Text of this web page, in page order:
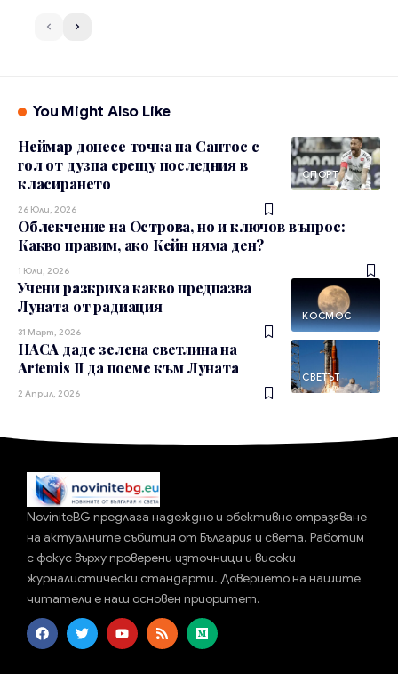
You Might Also Like
СПОРТ
Неймар донесе точка на Сантос с
гол от дузпа срещу последния в
класирането
26 Юли, 2026
Облекчение на Острова, но и ключов въпрос:
Какво правим, ако Кейн няма ден?
1 Юли, 2026
КОСМОС
Учени разкриха какво предпазва
Луната от радиация
31 Март, 2026
СВЕТЪТ
НАСА даде зелена светлина на
Artemis II да поеме към Луната
2 Април, 2026
NoviniteBG предлага надеждно и обективно отразяване
на актуалните събития от България и света. Работим
с фокус върху проверени източници и високи
журналистически стандарти. Доверието на нашите
читатели е наш основен приоритет.